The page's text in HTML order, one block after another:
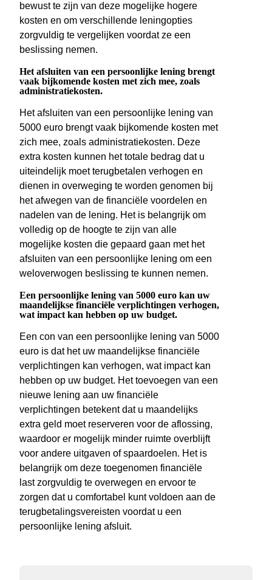
bewust te zijn van deze mogelijke hogere
kosten en om verschillende leningopties
zorgvuldig te vergelijken voordat ze een
beslissing nemen.
Het afsluiten van een persoonlijke lening brengt
vaak bijkomende kosten met zich mee, zoals
administratiekosten.
Het afsluiten van een persoonlijke lening van
5000 euro brengt vaak bijkomende kosten met
zich mee, zoals administratiekosten. Deze
extra kosten kunnen het totale bedrag dat u
uiteindelijk moet terugbetalen verhogen en
dienen in overweging te worden genomen bij
het afwegen van de financiële voordelen en
nadelen van de lening. Het is belangrijk om
volledig op de hoogte te zijn van alle
mogelijke kosten die gepaard gaan met het
afsluiten van een persoonlijke lening om een
weloverwogen beslissing te kunnen nemen.
Een persoonlijke lening van 5000 euro kan uw
maandelijkse financiële verplichtingen verhogen,
wat impact kan hebben op uw budget.
Een con van een persoonlijke lening van 5000
euro is dat het uw maandelijkse financiële
verplichtingen kan verhogen, wat impact kan
hebben op uw budget. Het toevoegen van een
nieuwe lening aan uw financiële
verplichtingen betekent dat u maandelijks
extra geld moet reserveren voor de aflossing,
waardoor er mogelijk minder ruimte overblijft
voor andere uitgaven of spaardoelen. Het is
belangrijk om deze toegenomen financiële
last zorgvuldig te overwegen en ervoor te
zorgen dat u comfortabel kunt voldoen aan de
terugbetalingsvereisten voordat u een
persoonlijke lening afsluit.